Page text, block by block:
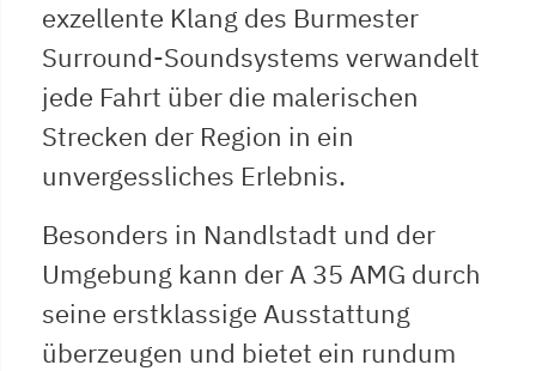
exzellente Klang des Burmester
Surround-Soundsystems verwandelt
jede Fahrt über die malerischen
Strecken der Region in ein
unvergessliches Erlebnis.
Besonders in Nandlstadt und der
Umgebung kann der A 35 AMG durch
seine erstklassige Ausstattung
überzeugen und bietet ein rundum